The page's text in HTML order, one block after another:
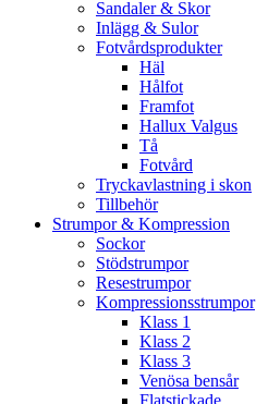
Sandaler & Skor
Inlägg & Sulor
Fotvårdsprodukter
Häl
Hålfot
Framfot
Hallux Valgus
Tå
Fotvård
Tryckavlastning i skon
Tillbehör
Strumpor & Kompression
Sockor
Stödstrumpor
Resestrumpor
Kompressionsstrumpor
Klass 1
Klass 2
Klass 3
Venösa bensår
Flatstickade